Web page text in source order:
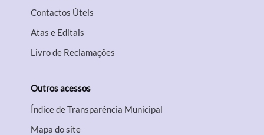
Contactos Úteis
Atas e Editais
Livro de Reclamações
Outros acessos
Índice de Transparência Municipal
Mapa do site